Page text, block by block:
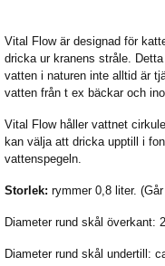
Vital Flow är designad för
dricka ur kranens stråle.
vatten i naturen inte alltid är
vatten från t ex bäckar och
Vital Flow håller vattnet
kan välja att dricka upptill i
vattenspegeln.
Storlek: rymmer 0,8 liter.
Diameter rund skål överkant:
Diameter rund skål undertill: